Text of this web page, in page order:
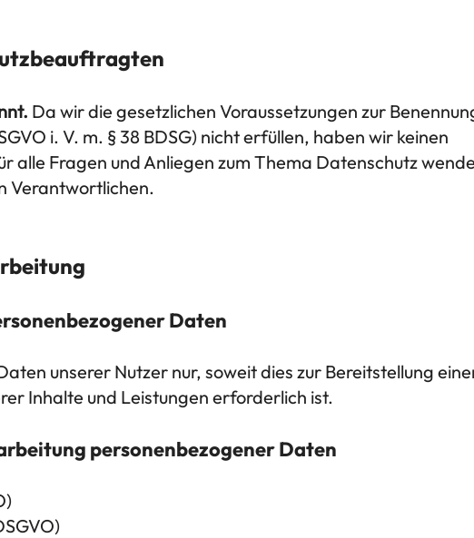
Da wir die gesetzlichen Voraussetzungen zur
i. V. m. § 38 BDSG) nicht erfüllen, haben wir keinen
Fragen und Anliegen zum Thema Datenschutz
Verantwortlichen.
Daten
unserer Nutzer nur, soweit dies zur Bereitstellung
Inhalte und Leistungen erforderlich ist.
personenbezogener Daten